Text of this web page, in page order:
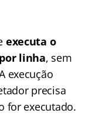
executa o
linha, sem
execução
precisa
for executado.